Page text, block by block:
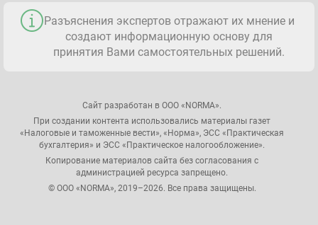
Разъяснения экспертов отражают их мнение и
создают информационную основу для
принятия Вами самостоятельных решений.
Сайт разработан в ООО «NORMA».
При создании контента использовались материалы газет
«Налоговые и таможенные вести», «Норма», ЭСС «Практическая
бухгалтерия» и ЭСС «Практическое налогообложение».
Копирование материалов сайта без согласования с
администрацией ресурса запрещено.
© ООО «NORMA», 2019–2026. Все права защищены.